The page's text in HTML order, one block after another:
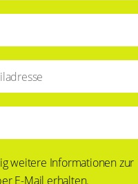
und auch
Plattform ist
mit dem
weitere Informationen zur
E-Mail erhalten.